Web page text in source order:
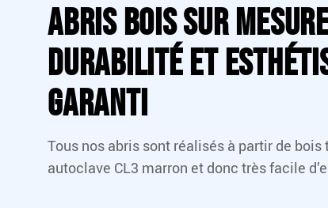
Abris bois sur
durabilité et
garanti
Tous nos abris sont réalisés à partir de bois
autoclave CL3 marron et donc très facile